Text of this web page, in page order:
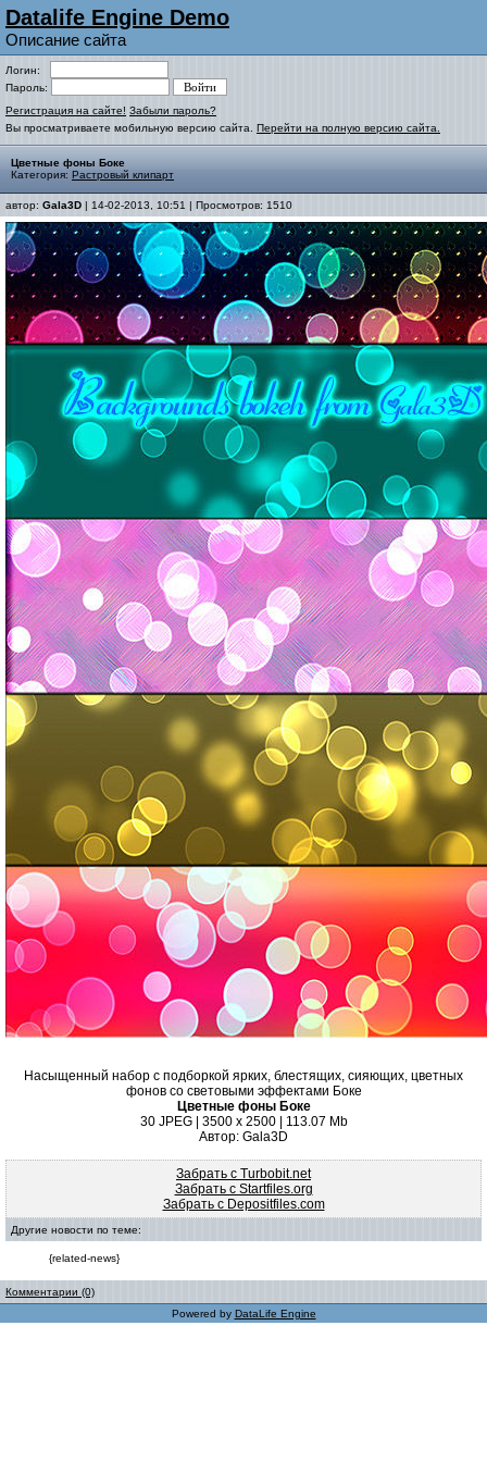
Datalife Engine Demo
Описание сайта
Логин:
Пароль:
Регистрация на сайте! Забыли пароль?
Вы просматриваете мобильную версию сайта. Перейти на полную версию сайта.
Цветные фоны Боке
Категория: Растровый клипарт
автор: Gala3D | 14-02-2013, 10:51 | Просмотров: 1510
Насыщенный набор с подборкой ярких, блестящих, сияющих, цветных
фонов со световыми эффектами Боке
Цветные фоны Боке
30 JPEG | 3500 x 2500 | 113.07 Mb
Автор: Gala3D
Забрать с Turbobit.net
Забрать с Startfiles.org
Забрать с Depositfiles.com
Другие новости по теме:
{related-news}
Комментарии (0)
Powered by DataLife Engine